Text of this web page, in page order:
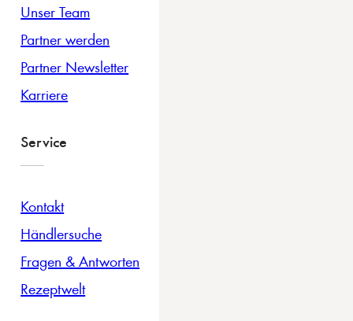
Unser Team
Partner werden
Partner Newsletter
Karriere
Service
Kontakt
Händlersuche
Fragen & Antworten
Rezeptwelt